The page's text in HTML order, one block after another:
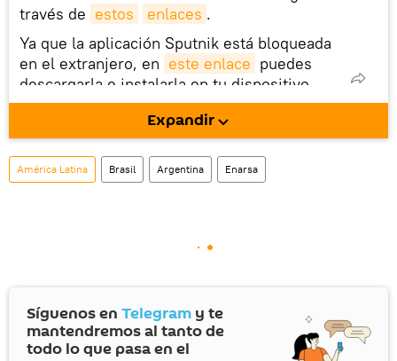
través de estos enlaces .
Ya que la aplicación Sputnik está bloqueada
en el extranjero, en este enlace puedes
descargarla e instalarla en tu dispositivo
móvil (¡solo para Android!).
También tenemos una cuenta en la red
social rusa VK .
Expandir
América Latina Brasil Argentina Enarsa
Síguenos en Telegram y te
mantendremos al tanto de
todo lo que pasa en el